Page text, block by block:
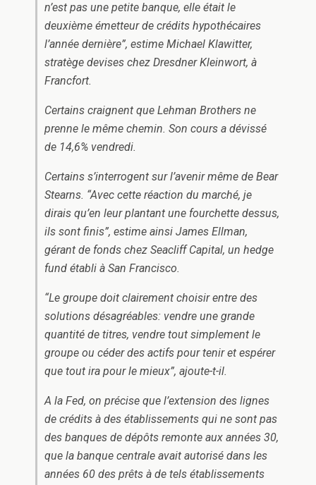
n’est pas une petite banque, elle était le
deuxième émetteur de crédits hypothécaires
l’année dernière”, estime Michael Klawitter,
stratège devises chez Dresdner Kleinwort, à
Francfort.
Certains craignent que Lehman Brothers ne
prenne le même chemin. Son cours a dévissé
de 14,6% vendredi.
Certains s’interrogent sur l’avenir même de Bear
Stearns. “Avec cette réaction du marché, je
dirais qu’en leur plantant une fourchette dessus,
ils sont finis”, estime ainsi James Ellman,
gérant de fonds chez Seacliff Capital, un hedge
fund établi à San Francisco.
“Le groupe doit clairement choisir entre des
solutions désagréables: vendre une grande
quantité de titres, vendre tout simplement le
groupe ou céder des actifs pour tenir et espérer
que tout ira pour le mieux”, ajoute-t-il.
A la Fed, on précise que l’extension des lignes
de crédits à des établissements qui ne sont pas
des banques de dépôts remonte aux années 30,
que la banque centrale avait autorisé dans les
années 60 des prêts à de tels établissements